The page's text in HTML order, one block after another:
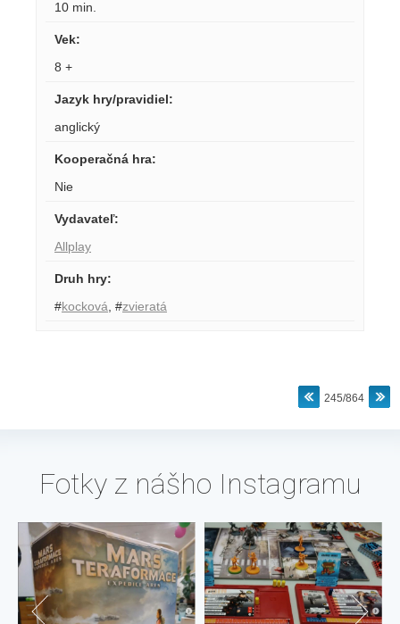
10 min.
Vek:
8 +
Jazyk hry/pravidiel:
anglický
Kooperačná hra:
Nie
Vydavateľ:
Allplay
Druh hry:
#kocková #zvieratá
245/864
Fotky z nášho Instagramu